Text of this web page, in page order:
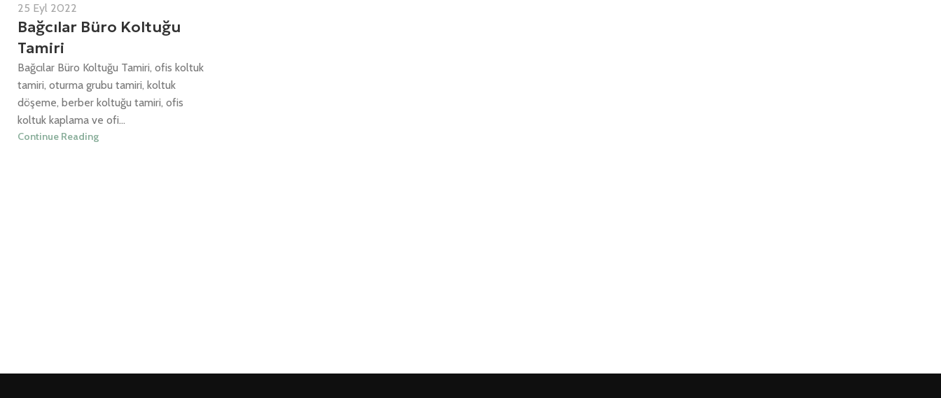
25 Eyl 2022
Bağcılar Büro Koltuğu
Tamiri
Bağcılar Büro Koltuğu Tamiri, ofis koltuk
tamiri, oturma grubu tamiri, koltuk
döşeme, berber koltuğu tamiri, ofis
koltuk kaplama ve ofi...
Continue Reading